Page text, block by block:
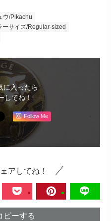
ウ/Pikachu
ーサイズ/Regular-sized
に入ったら
してね！
Follow Me
アしてね！
ピーする